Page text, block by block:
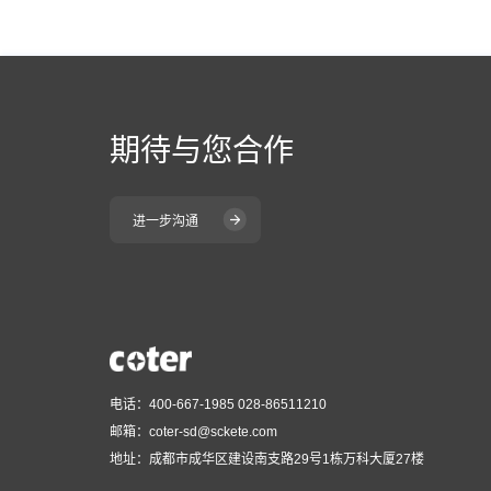
期待与您合作
进一步沟通
电话：400-667-1985 028-86511210
邮箱：coter-sd@sckete.com
地址：成都市成华区建设南支路29号1栋万科大厦27楼